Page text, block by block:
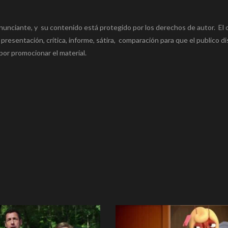
y su contenido está protegido por los derechos de autor. El
crítica, informe, sátira, comparación para que el publico
promocionar el material.